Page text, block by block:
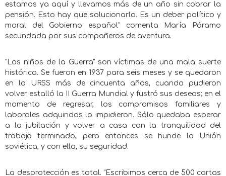
estamos ya aquí y llevamos más de un año sin cobrar la
pensión. Esto hay que solucionarlo. Es un deber político y
moral del Gobierno español" comenta María Páramo
secundada por sus compañeros de aventura.
"Los niños de la Guerra" son víctimas de una mala suerte
histórica. Se fueron en 1937 para seis meses y se quedaron
en la URSS más de cincuenta años, cuando pudieron
volver estalló la II Guerra Mundial y fustró sus deseos; en el
momento de regresar, los compromisos familiares y
laborales adquiridos lo impidieron. Sólo quedaba esperar
a la jubilación y volver a casa con la tranquilidad del
trabajo terminado, pero entonces se hunde la Unión
soviética, y con ella, su seguridad.
La desprotección es total. "Escribimos cerca de 500 cartas